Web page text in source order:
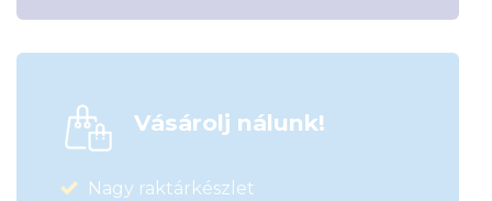
Vásárolj nálunk!
Nagy raktárkészlet